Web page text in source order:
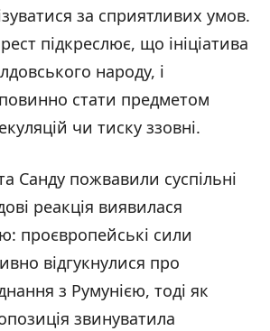
за сприятливих умов.
підкреслює, що ініціатива
народу, і
стати предметом
чи тиску ззовні.
Санду пожвавили суспільні
реакція виявилася
проєвропейські сили
відгукнулися про
з Румунією, тоді як
звинуватила